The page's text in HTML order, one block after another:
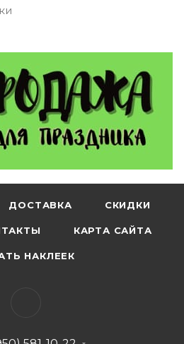
ДОСТАВКА СКИДКИ
КАРТА САЙТА
НАКЛЕЕК